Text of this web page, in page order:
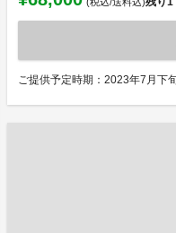
ご提供予定時期：2023年7月下